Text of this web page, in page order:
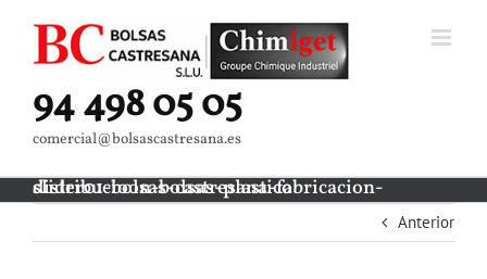
contenido
94 498 05 05
comercial@bolsascastresana.es
slider01-bolsas-castresana-fabricacion-distribucioon-bolsas-plastico
Anterior